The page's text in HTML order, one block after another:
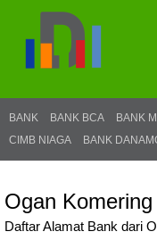
BANK BANK BCA BANK
CIMB NIAGA
BANK
Ogan Komering
Daftar Alamat Bank dari